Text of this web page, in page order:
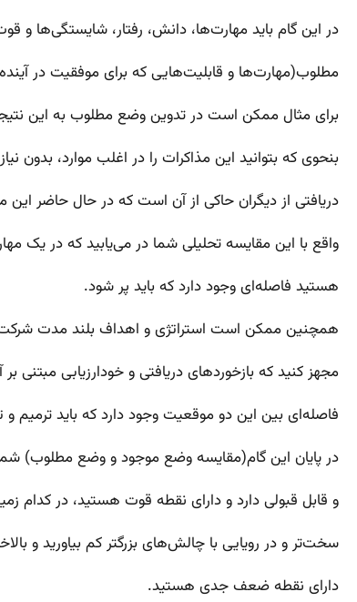
در این گام باید مهارت‌ها، دانش، رفتار،
مطلوب(مهارت‌ها و قابلیت‌هایی که برای موفقیت در
برای مثال ممکن است در تدوین وضع مطلوب به این
بنحوی که بتوانید این مذاکرات را در اغلب موارد، بدون
دریافتی از دیگران حاکی از آن است که در حال حاضر
واقع با این مقایسه تحلیلی شما در می‌یابید که در یک
هستید فاصله‌‌ای وجود دارد که باید پر شود.
همچنین ممکن است استراتژی و اهداف بلند مدت شرکت
مجهز کنید که بازخوردهای دریافتی و خودارزیابی
فاصله‌ای بین این دو موقعیت وجود دارد که باید ترمیم
در پایان این گام(مقایسه وضع موجود و وضع مطلوب)
و قابل قبولی دارد و دارای نقطه قوت هستید، در کدام
سخت‌تر و در رویایی با چالش‌های بزرگتر کم بیاورید و
دارای نقطه ضعف جدی هستید.